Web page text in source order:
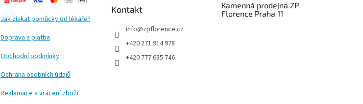
Jak získat pomůcky od lékaře?
Doprava a platba
Obchodní podmínky
Ochrana osobních údajů
Reklamace a vrácení zboží
Kontakt
info@zpflorence.cz
+420 271 914 978
+420 777 635 746
Kamenná prodejna ZP
Florence Praha 11